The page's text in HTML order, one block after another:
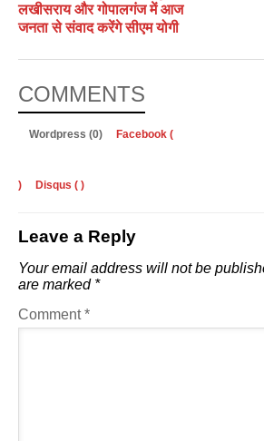
लखीसराय और गोपालगंज में आज
जनता से संवाद करेंगे सीएम योगी
COMMENTS
Wordpress (0) Facebook (
) Disqus ( )
Leave a Reply
Your email address will not be
are marked *
Comment*